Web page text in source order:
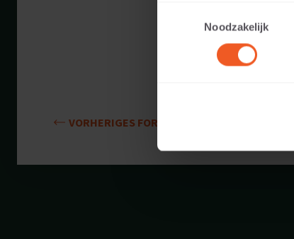
Noodzakelijk
VORHERIGES FORMAT